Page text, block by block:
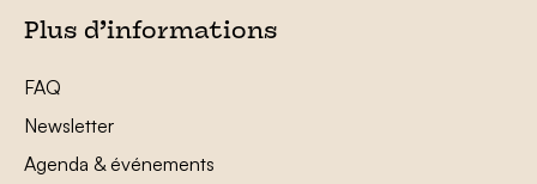
Plus d’informations
FAQ
Newsletter
Agenda & événements